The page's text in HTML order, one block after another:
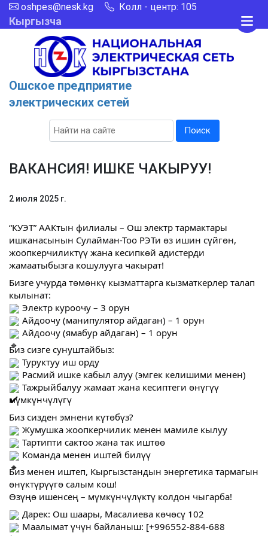
oshpes@nesk.kg Колл - центр: 105
Кыргызча
Ошское предприятие
электрических сетей
Поиск
ВАКАНСИЯ! ИШКЕ ЧАКЫРУУ!
2 июля 2025 г.
“КУЭТ” ААКтын филиалы – Ош электр тармактары
ишканасынын Сулайман-Тоо РЭТи өз ишин сүйгөн,
жоопкерчиликтүү жана кесипкөй адистерди
жамаатыбызга кошулууга чакырат!
Бизге учурда төмөнкү кызматтарга кызматкерлер талап
кылынат:
Электр куроочу – 3 орун
Айдоочу (манипулятор айдаган) – 1 орун
Айдоочу (ямабур айдаган) – 1 орун
Биз сизге сунуштайбыз:
Туруктуу иш орду
Расмий ишке кабыл алуу (эмгек келишими менен)
Тажрыйбалуу жамаат жана кесиптеги өнүгүү
мүмкүнчүлүгү
Биз сизден эмнени күтөбүз?
Жумушка жоопкерчилик менен мамиле кылуу
Тартипти сактоо жана так иштөө
Команда менен иштей билүү
Биз менен иштеп, Кыргызстандын энергетика тармагын
өнүктүрүүгө салым кош!
Өзүңө ишенсең – мүмкүнчүлүктү колдон чыгарба!
Дарек: Ош шаары, Масалиева көчөсү 102
Маалымат үчүн байланыш: [+996552-884-688